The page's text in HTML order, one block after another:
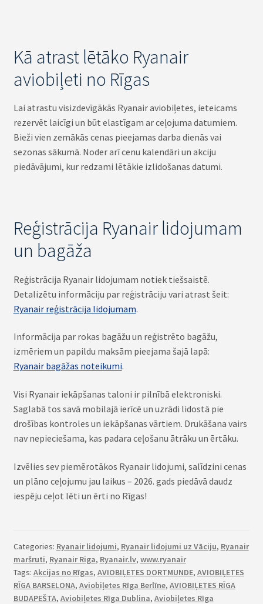
Kā atrast lētāko Ryanair
aviobiļeti no Rīgas
Lai atrastu visizdevīgākās Ryanair aviobiļetes, ieteicams
rezervēt laicīgi un būt elastīgam ar ceļojuma datumiem.
Bieži vien zemākās cenas pieejamas darba dienās vai
sezonas sākumā. Noder arī cenu kalendāri un akciju
piedāvājumi, kur redzami lētākie izlidošanas datumi.
Reģistrācija Ryanair lidojumam
un bagāža
Reģistrācija Ryanair lidojumam notiek tiešsaistē.
Detalizētu informāciju par reģistrāciju vari atrast šeit:
Ryanair reģistrācija lidojumam.
Informācija par rokas bagāžu un reģistrēto bagāžu,
izmēriem un papildu maksām pieejama šajā lapā:
Ryanair bagāžas noteikumi.
Visi Ryanair iekāpšanas taloni ir pilnībā elektroniski.
Saglabā tos savā mobilajā ierīcē un uzrādi lidostā pie
drošības kontroles un iekāpšanas vārtiem. Drukāšana vairs
nav nepieciešama, kas padara ceļošanu ātrāku un ērtāku.
Izvēlies sev piemērotākos Ryanair lidojumi, salīdzini cenas
un plāno ceļojumu jau laikus – 2026. gads piedāvā daudz
iespēju ceļot lēti un ērti no Rīgas!
Categories: Ryanair lidojumi, Ryanair lidojumi uz Vāciju, Ryanair
maršruti, Ryanair Riga, Ryanair.lv, www.ryanair
Tags: Akcijas no Rīgas, AVIOBIĻETES DORTMUNDE, AVIOBIĻETES
RĪGA BARSELONA, Aviobiļetes Rīga Berlīne, AVIOBIĻETES RĪGA
BUDAPEŠTA, Aviobiļetes Rīga Dublina, Aviobiļetes Rīga